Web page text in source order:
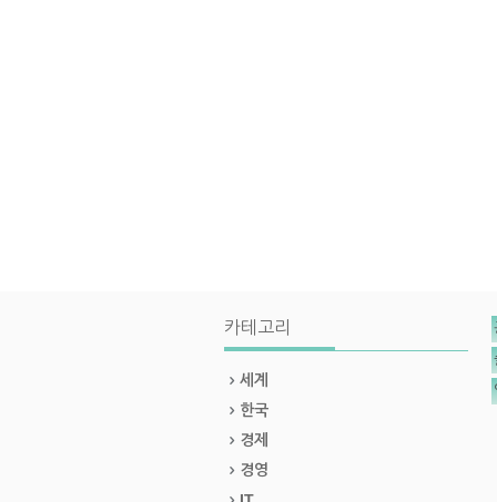
카테고리
세계
한국
경제
경영